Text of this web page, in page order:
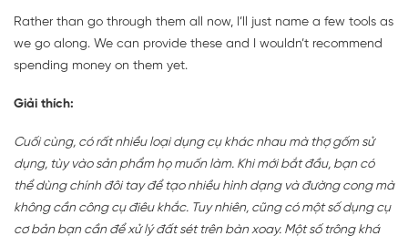
Rather than go through them all now, I’ll just name a few tools as
we go along. We can provide these and I wouldn’t recommend
spending money on them yet.
Giải thích:
Cuối cùng, có rất nhiều loại dụng cụ khác nhau mà thợ gốm sử
dụng, tùy vào sản phẩm họ muốn làm. Khi mới bắt đầu, bạn có
thể dùng chính đôi tay để tạo nhiều hình dạng và đường cong mà
không cần công cụ điêu khắc. Tuy nhiên, cũng có một số dụng cụ
cơ bản bạn cần để xử lý đất sét trên bàn xoay. Một số trông khá